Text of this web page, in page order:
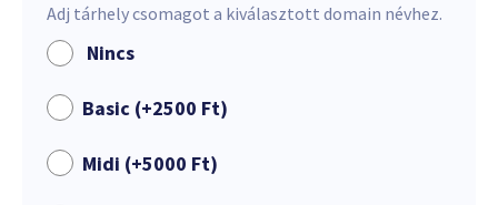
Adj tárhely csomagot a kiválasztott domain névhez.
Nincs
Basic (+2500 Ft)
Midi (+5000 Ft)